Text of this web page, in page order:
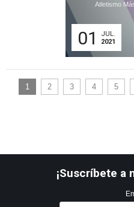
Atletismo
01
JUL.
2021
1 2 3 4 5
¡Suscríbete a